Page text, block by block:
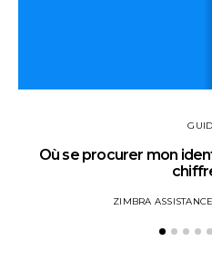
Où se procurer mon
ZIMBRA ASSISTANCE